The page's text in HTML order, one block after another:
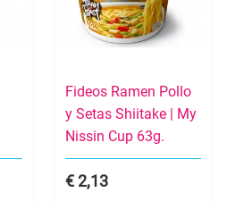
Fideos Ramen Pollo
y Setas Shiitake | My
Nissin Cup 63g.
2,13